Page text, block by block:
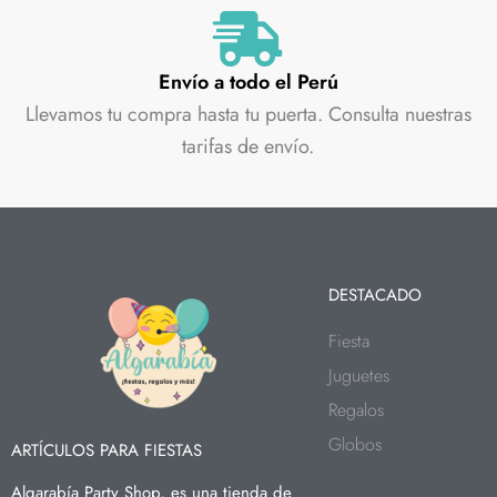
Envío a todo el Perú
Llevamos tu compra hasta tu puerta. Consulta nuestras
tarifas de envío.
ARTÍCULOS PARA FIESTAS
DESTACADO
Fiesta
Juguetes
Regalos
Globos